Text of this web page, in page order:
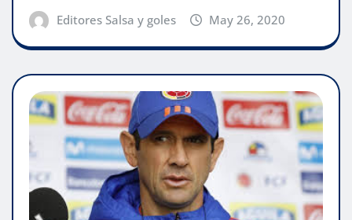
Editores Salsa y goles May 26, 2020